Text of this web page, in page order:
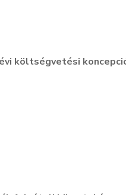
költségvetési